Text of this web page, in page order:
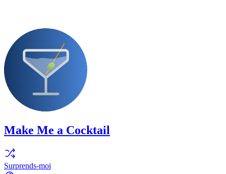
Make Me a Cocktail
Surprends-moi